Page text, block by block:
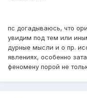
пс догадываюсь, что
увидим под тем или
дурные мысли и о пр.
явлениях, особенно
феномену порой не